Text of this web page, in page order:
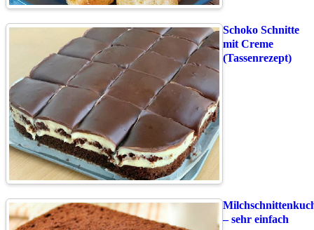
Schoko Schnitte
mit Creme
(Tassenrezept)
– sehr einfach